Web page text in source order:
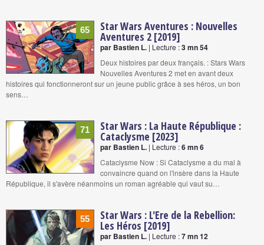
65 Star Wars Aventures : Nouvelles
Aventures 2 [2019]
par Bastien L. | Lecture :3 mn 54
Deux histoires par deux français. : Stars Wars
Nouvelles Aventures 2 met en avant deux
histoires qui fonctionneront sur un jeune public grâce à ses héros, un bon
sens…
71 Star Wars : La Haute République :
Cataclysme [2023]
par Bastien L. | Lecture :6 mn 6
Cataclysme Now : Si Cataclysme a du mal à
convaincre quand on l'insère dans la Haute
République, il s'avère néanmoins un roman agréable qui vaut su…
55 Star Wars : L'Ere de la Rebellion:
Les Héros [2019]
par Bastien L. | Lecture :7 mn 12